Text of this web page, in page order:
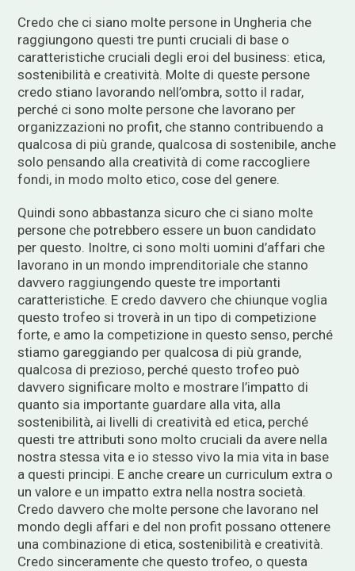
Credo che ci siano molte persone in Ungheria che
raggiungono questi tre punti cruciali di base o
caratteristiche cruciali degli eroi del business: etica,
sostenibilità e creatività. Molte di queste persone
credo stiano lavorando nell’ombra, sotto il radar,
perché ci sono molte persone che lavorano per
organizzazioni no profit, che stanno contribuendo a
qualcosa di più grande, qualcosa di sostenibile, anche
solo pensando alla creatività di come raccogliere
fondi, in modo molto etico, cose del genere.
Quindi sono abbastanza sicuro che ci siano molte
persone che potrebbero essere un buon candidato
per questo. Inoltre, ci sono molti uomini d’affari che
lavorano in un mondo imprenditoriale che stanno
davvero raggiungendo queste tre importanti
caratteristiche. E credo davvero che chiunque voglia
questo trofeo si troverà in un tipo di competizione
forte, e amo la competizione in questo senso, perché
stiamo gareggiando per qualcosa di più grande,
qualcosa di prezioso, perché questo trofeo può
davvero significare molto e mostrare l’impatto di
quanto sia importante guardare alla vita, alla
sostenibilità, ai livelli di creatività ed etica, perché
questi tre attributi sono molto cruciali da avere nella
nostra stessa vita e io stesso vivo la mia vita in base
a questi principi. E anche creare un curriculum extra o
un valore e un impatto extra nella nostra società.
Credo davvero che molte persone che lavorano nel
mondo degli affari e del non profit possano ottenere
una combinazione di etica, sostenibilità e creatività.
Credo sinceramente che questo trofeo, o questa